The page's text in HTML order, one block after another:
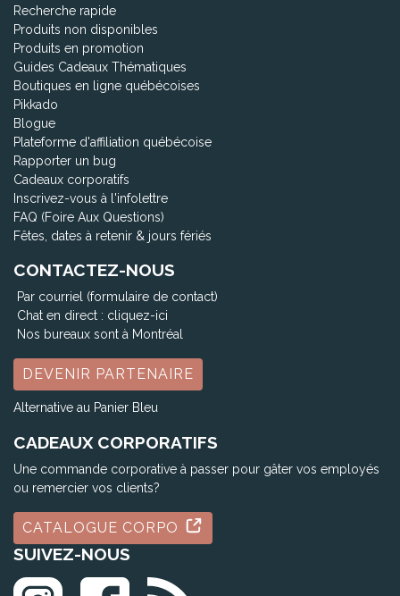
Recherche rapide
Produits non disponibles
Produits en promotion
Guides Cadeaux Thématiques
Boutiques en ligne québécoises
Pikkado
Blogue
Plateforme d'affiliation québécoise
Rapporter un bug
Cadeaux corporatifs
Inscrivez-vous à l'infolettre
FAQ (Foire Aux Questions)
Fêtes, dates à retenir & jours fériés
CONTACTEZ-NOUS
Par courriel (formulaire de contact)
Chat en direct : cliquez-ici
Nos bureaux sont à Montréal
DEVENIR PARTENAIRE
Alternative au Panier Bleu
CADEAUX CORPORATIFS
Une commande corporative à passer pour gâter vos employés
ou remercier vos clients?
CATALOGUE CORPO
SUIVEZ-NOUS